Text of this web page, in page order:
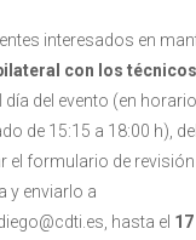
interesados en
con los técnicos
día del evento (en horario
de 15:15 a 18:00 h),
el formulario de revisión
y enviarlo a
hasta el